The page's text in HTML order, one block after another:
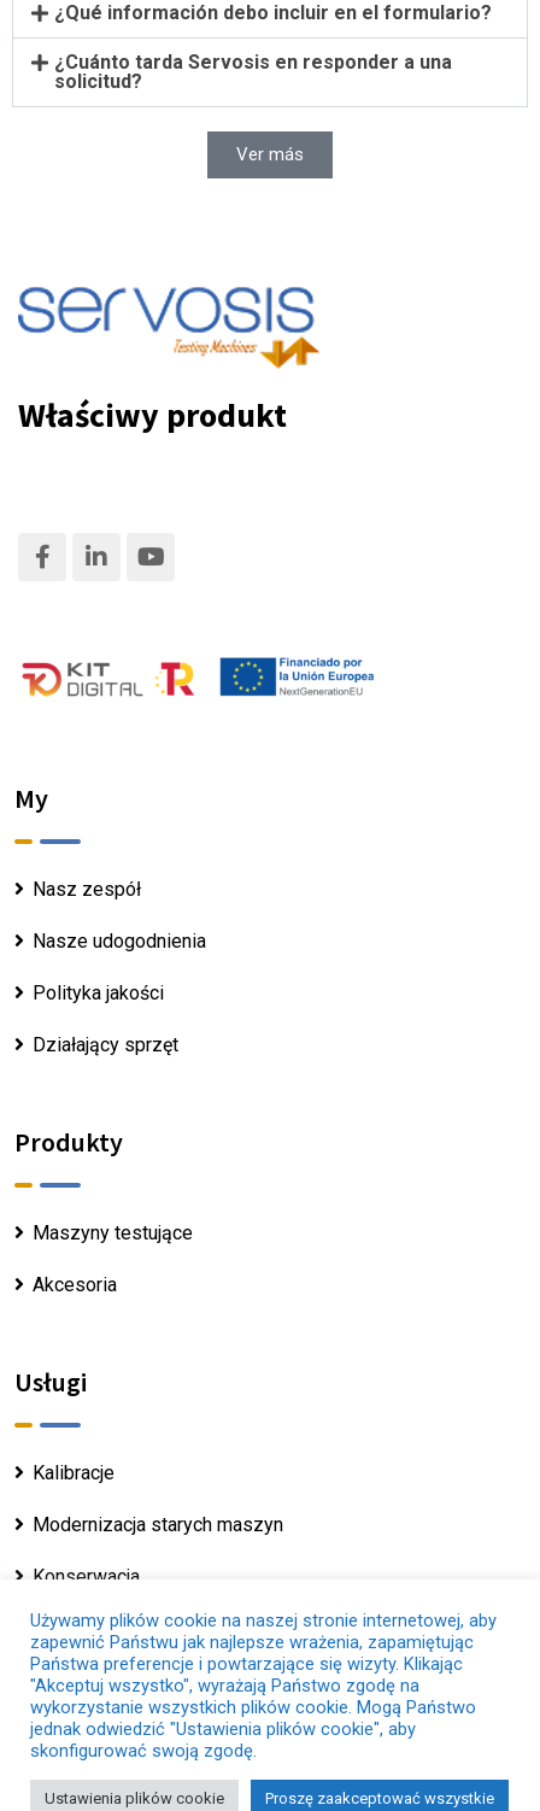
¿Qué información debo incluir en el formulario?
¿Cuánto tarda Servosis en responder a una
solicitud?
Ver más
Właściwy produkt
My
Nasz zespół
Nasze udogodnienia
Polityka jakości
Działający sprzęt
Produkty
Maszyny testujące
Akcesoria
Usługi
Kalibracje
Modernizacja starych maszyn
Konserwacja
Copyright © 2025 - Servosis.com |Nota Prawna|
Polityka Dotycząca Plików Cookie | Polityka
Używamy plików cookie na naszej stronie internetowej, aby
zapewnić Państwu jak najlepsze wrażenia, zapamiętując
Państwa preferencje i powtarzające się wizyty. Klikając
"Akceptuj wszystko", wyrażają Państwo zgodę na
wykorzystanie wszystkich plików cookie. Mogą Państwo
jednak odwiedzić "Ustawienia plików cookie", aby
skonfigurować swoją zgodę.
Ustawienia plików cookie Proszę zaakceptować wszystkie